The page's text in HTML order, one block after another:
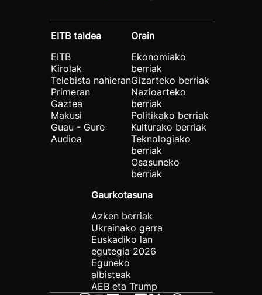
EITB taldea
EITB
Kirolak
Telebista nahieran
Primeran
Gaztea
Makusi
Guau - Gure
Audioa
Orain
Ekonomiako
berriak
Gizarteko berriak
Nazioarteko
berriak
Politikako berriak
Kulturako berriak
Teknologiako
berriak
Osasuneko
berriak
Gaurkotasuna
Azken berriak
Ukrainako gerra
Euskadiko lan
egutegia 2026
Eguneko
albisteak
AEB eta Trump